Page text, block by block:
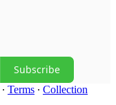
Subscribe
∙ Terms ∙ Collection